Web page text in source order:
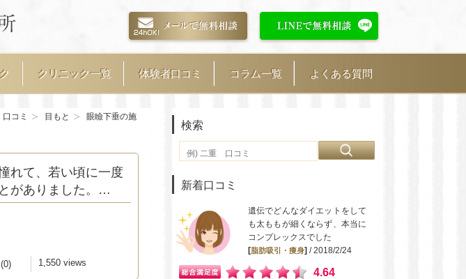
クリニック一覧 体験者口コミ コラム一覧 よくある質問
口コミ 目もと
眼瞼下垂の施
れて、若い頃に一度
がありました。…
(0) 1,550 views
検索
新着口コミ
遺伝でどんなダイエットをして
も太ももが細くならず、本当に
コンプレックスでした
[脂肪吸引・痩身] / 2018/2/24
4.64